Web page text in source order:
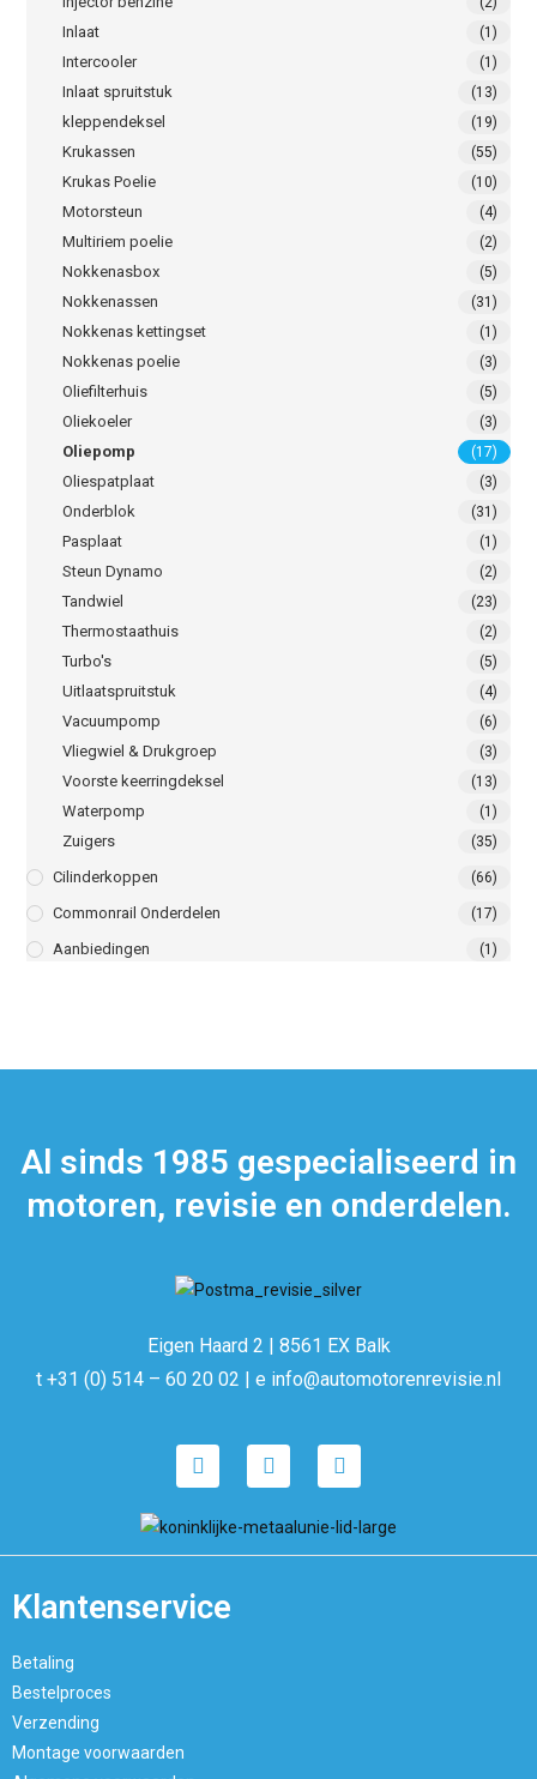
Inlaat (1)
Intercooler (1)
Inlaat spruitstuk (13)
kleppendeksel (19)
Krukassen (55)
Krukas Poelie (10)
Motorsteun (4)
Multiriem poelie (2)
Nokkenasbox (5)
Nokkenassen (31)
Nokkenas kettingset (1)
Nokkenas poelie (3)
Oliefilterhuis (5)
Oliekoeler (3)
Oliepomp (17)
Oliespatplaat (3)
Onderblok (31)
Pasplaat (1)
Steun Dynamo (2)
Tandwiel (23)
Thermostaathuis (2)
Turbo's (5)
Uitlaatspruitstuk (4)
Vacuumpomp (6)
Vliegwiel & Drukgroep (3)
Voorste keerringdeksel (13)
Waterpomp (1)
Zuigers (35)
Cilinderkoppen (66)
Commonrail Onderdelen (17)
Aanbiedingen (1)
Al sinds 1985 gespecialiseerd in
motoren, revisie en onderdelen.
Eigen Haard 2 | 8561 EX Balk
t +31 (0) 514 – 60 20 02 | e info@automotorenrevisie.nl
Klantenservice
Betaling
Bestelproces
Verzending
Montage voorwaarden